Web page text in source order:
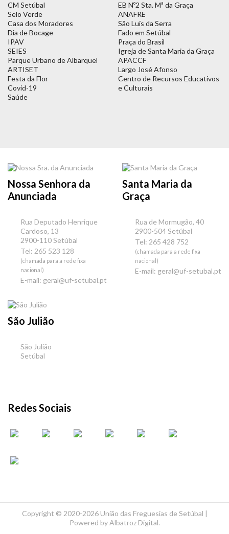
CM Setúbal
Selo Verde
Casa dos Moradores
Dia de Bocage
IPAV
SEIES
Parque Urbano de Albarquel
ARTISET
Festa da Flor
Covid-19
Saúde
EB Nº2 Sta. Mª da Graça
ANAFRE
São Luís da Serra
Fado em Setúbal
Praça do Brasil
Igreja de Santa Maria da Graça
APACCF
Largo José Afonso
Centro de Recursos Educativos
e Culturais
Nossa Senhora da
Anunciada
Rua Deputado Henrique
Cardoso, 13
2900-110 Setúbal
Tel: 265 523 128
(chamada para a rede fixa
nacional)
E-mail: geral@uf-setubal.pt
Santa Maria da
Graça
Rua de Mormugão, 40
2900-504 Setúbal
Tel: 265 428 752
(chamada para a rede fixa
nacional)
E-mail: geral@uf-setubal.pt
São Julião
São Julião
Setúbal
Redes Sociais
Copyright © 2020-2026 União das Freguesias de Setúbal |
Powered byAlbatroz Digital.